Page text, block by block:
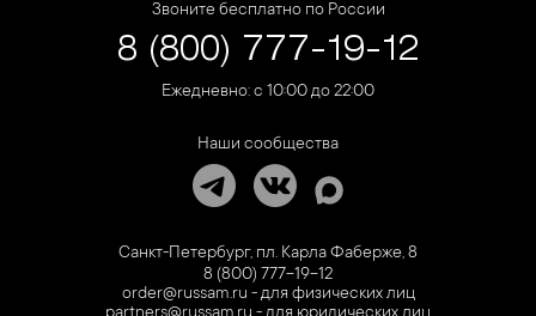
Звоните бесплатно по России
8 (800) 777-19-12
Ежедневно: с 10:00 до 22:00
Наши сообщества
Санкт-Петербург, пл. Карла Фаберже, 8
8 (800) 777-19-12
order@russam.ru - для физических лиц